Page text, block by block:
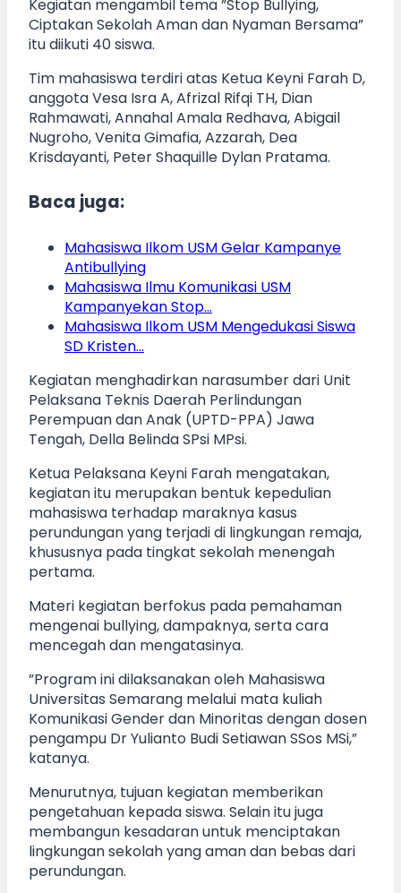
Kegiatan mengambil tema ”Stop Bullying,
Ciptakan Sekolah Aman dan Nyaman Bersama”
itu diikuti 40 siswa.
Tim mahasiswa terdiri atas Ketua Keyni Farah D,
anggota Vesa Isra A, Afrizal Rifqi TH, Dian
Rahmawati, Annahal Amala Redhava, Abigail
Nugroho, Venita Gimafia, Azzarah, Dea
Krisdayanti, Peter Shaquille Dylan Pratama.
Baca juga:
Mahasiswa Ilkom USM Gelar Kampanye
Antibullying
Mahasiswa Ilmu Komunikasi USM
Kampanyekan Stop…
Mahasiswa Ilkom USM Mengedukasi Siswa
SD Kristen…
Kegiatan menghadirkan narasumber dari Unit
Pelaksana Teknis Daerah Perlindungan
Perempuan dan Anak (UPTD-PPA) Jawa
Tengah, Della Belinda SPsi MPsi.
Ketua Pelaksana Keyni Farah mengatakan,
kegiatan itu merupakan bentuk kepedulian
mahasiswa terhadap maraknya kasus
perundungan yang terjadi di lingkungan remaja,
khususnya pada tingkat sekolah menengah
pertama.
Materi kegiatan berfokus pada pemahaman
mengenai bullying, dampaknya, serta cara
mencegah dan mengatasinya.
”Program ini dilaksanakan oleh Mahasiswa
Universitas Semarang melalui mata kuliah
Komunikasi Gender dan Minoritas dengan dosen
pengampu Dr Yulianto Budi Setiawan SSos MSi,”
katanya.
Menurutnya, tujuan kegiatan memberikan
pengetahuan kepada siswa. Selain itu juga
membangun kesadaran untuk menciptakan
lingkungan sekolah yang aman dan bebas dari
perundungan.